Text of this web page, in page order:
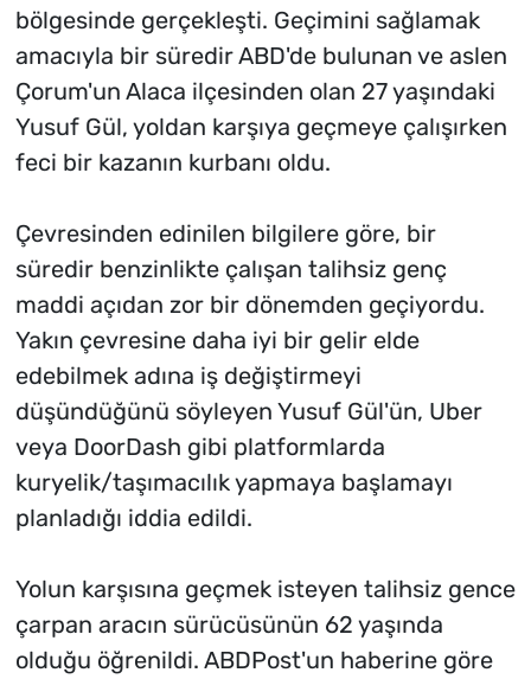
bölgesinde gerçekleşti. Geçimini sağlamak
amacıyla bir süredir ABD'de bulunan ve aslen
Çorum'un Alaca ilçesinden olan 27 yaşındaki
Yusuf Gül, yoldan karşıya geçmeye çalışırken
feci bir kazanın kurbanı oldu.
Çevresinden edinilen bilgilere göre, bir
süredir benzinlikte çalışan talihsiz genç
maddi açıdan zor bir dönemden geçiyordu.
Yakın çevresine daha iyi bir gelir elde
edebilmek adına iş değiştirmeyi
düşündüğünü söyleyen Yusuf Gül'ün, Uber
veya DoorDash gibi platformlarda
kuryelik/taşımacılık yapmaya başlamayı
planladığı iddia edildi.
Yolun karşısına geçmek isteyen talihsiz gence
çarpan aracın sürücüsünün 62 yaşında
olduğu öğrenildi. ABDPost'un haberine göre